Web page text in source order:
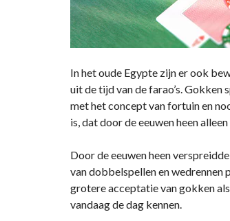
In het oude Egypte zijn er ook
uit de tijd van de farao’s. Gokken
met het concept van fortuin en
is, dat door de eeuwen heen
Door de eeuwen heen
van dobbelspellen en wedrennen
grotere acceptatie van gokken
vandaag de dag kennen.